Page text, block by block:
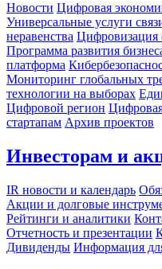
Новости Цифровая
Универсальные услуги
неравенства Цифровизация
Программа развития
платформа
Мониторинг глобальных
технологии на выборах
Цифровой регион
стартапам Архив проектов
Инвесторам и
IR новости и календарь
Акции и долговые
Рейтинги и аналитики
Отчетность и презентации
Дивиденды Информация